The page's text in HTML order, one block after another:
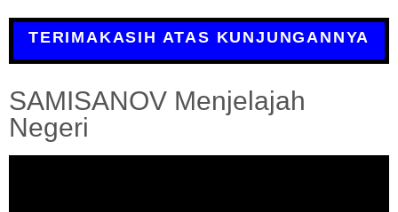
TERIMAKASIH ATAS KUNJUNGANNYA
SAMISANOV Menjelajah
Negeri